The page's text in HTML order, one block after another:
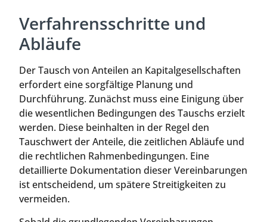
Verfahrensschritte und
Abläufe
Der Tausch von Anteilen an Kapitalgesellschaften
erfordert eine sorgfältige Planung und
Durchführung. Zunächst muss eine Einigung über
die wesentlichen Bedingungen des Tauschs erzielt
werden. Diese beinhalten in der Regel den
Tauschwert der Anteile, die zeitlichen Abläufe und
die rechtlichen Rahmenbedingungen. Eine
detaillierte Dokumentation dieser Vereinbarungen
ist entscheidend, um spätere Streitigkeiten zu
vermeiden.